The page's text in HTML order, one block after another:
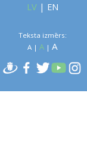
LV| EN
Teksta izmērs:
A| A| A